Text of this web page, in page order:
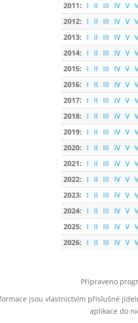
2011:
I II III IV V
2012:
I II III IV V
2013:
I II III IV V
2014:
I II III IV V
2015:
I II III IV V
2016:
I II III IV V
2017:
I II III IV V
2018:
I II III IV V
2019:
I II III IV V
2020:
I II III IV V
2021:
I II III IV V
2022:
I II III IV V
2023:
I II III IV V
2024:
I II III IV V
2025:
I II III IV V
2026:
I II III IV V
Připraveno
jsou vlastnictvím příslušné
aplikace do